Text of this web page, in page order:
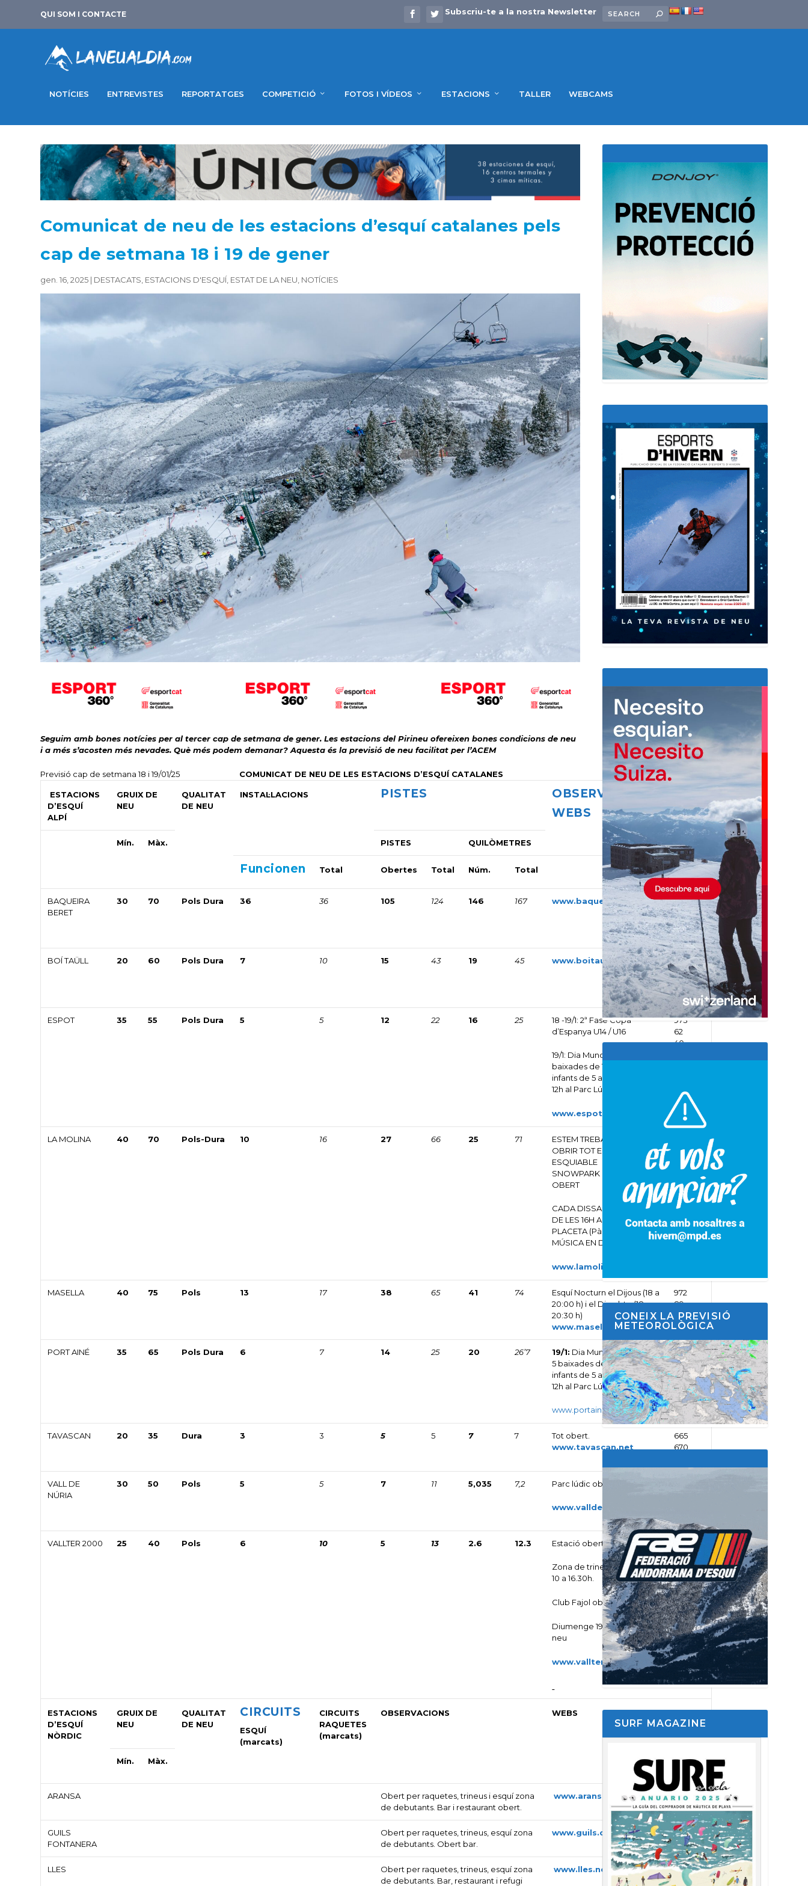
QUI SOM I CONTACTE Subscriu-te a la nostra Newsletter
NOTÍCIES ENTREVISTES REPORTATGES COMPETICIÓ FOTOS I VÍDEOS ESTACIONS TALLER WEBCAMS
Comunicat de neu de les estacions d’esquí catalanes pels
cap de setmana 18 i 19 de gener
gen. 16, 2025 | DESTACATS ESTACIONS D'ESQUÍ, ESTAT DE LA NEU NOTÍCIES
Seguim amb bones notícies per al tercer cap de setmana de gener. Les estacions del Pirineu ofereixen bones condicions de neu
i a més s’acosten més nevades. Què més podem demanar? Aquesta és la previsió de neu facilitat per l’ACEM
Previsió cap de setmana 18 i 19/01/25 COMUNICAT DE NEU DE LES ESTACIONS D’ESQUÍ CATALANES
ESTACIONS
D’ESQUÍ
ALPÍ
GRUIX DE
NEU
QUALITAT
DE NEU
INSTAL·LACIONS PISTES
OBSERVACIONS/
WEBS
Mín. Màx. PISTES QUILÒMETRES
Funcionen Total Obertes Total Núm. Total
BAQUEIRA
BERET
30 70 Pols Dura 36 36 105 124 146 167 www.baqueira.es
973
63
90
10
BOÍ TAÜLL 20 60 Pols Dura 7 10 15 43 19 45 www.boitaull.cat
973
29
70
85
ESPOT 35 55 Pols Dura 5 5 12 22 16 25
18 -19/1: 2ª Fase Copa
d’Espanya U14 / U16
19/1: Dia Mundial de la Neu: 5
baixades de Tubbing als
infants de 5 a 14 anys a les
12h al Parc Lúdic
www.espotesqui.cat
973
62
40
LA MOLINA 40 70 Pols-Dura 10 16 27 66 25 71
ESTEM TREBALLANT PER
OBRIR TOT EL DOMINI
ESQUIABLE
SNOWPARK I FUNPARK
OBERT
CADA DISSABTE A PARTIR
DE LES 16H APRÈS SKI A LA
PLACETA (Pàrquing1) AMB
MÚSICA EN DIRECTE
www.lamolina.cat
89
31
MASELLA 40 75 Pols 13 17 38 65 41 74
Esquí Nocturn el Dijous (18 a
20:00 h) i el Dissabte (18 a
20:30 h)
www.masella.com
972
89
00
53
PORT AINÉ 35 65 Pols Dura 6 7 14 25 20 26’7 19/1: Dia Mundial de la Neu:
5 baixades de Tubbing als
infants de 5 a 14 anys a les
12h al Parc Lúdic
www.portaine.cat
973
62
76
07
TAVASCAN 20 35 Dura 3 3 5 5 7 7
Tot obert.
www.tavascan.net
665
670
VALL DE
NÚRIA
30 50 Pols 5 5 7 11 5,035 7,2 Parc lúdic obert
www.valldenuria.cat
VALLTER 2000 25 40 Pols 6 10 5 13 2.6 12.3 Estació oberta de 9h a 17h.
Zona de trineus oberta de
10 a 16.30h.
Club Fajol obert de 11-13h
Diumenge 19: Festa de la
neu
www.vallter.cat
972
13
60
57
ESTACIONS
D’ESQUÍ
NÒRDIC
GRUIX DE
NEU
QUALITAT
DE NEU
CIRCUITS
ESQUÍ
(marcats)
CIRCUITS
RAQUETES
(marcats)
OBSERVACIONS WEBS
TELÈF
Mín.
Màx.
ARANSA
Obert per raquetes, trineus i esquí zona
de debutants. Bar i restaurant obert.
www.aransaesqui.cat
973 29
30 51
GUILS
FONTANERA
Obert per raquetes, trineus, esquí zona
de debutants. Obert bar.
www.guils.com
972 19
70 47
LLES
Obert per raquetes, trineus, esquí zona
de debutants. Bar, restaurant i refugi
www.lles.net
973 29
31 00
CONEIX LA PREVISIÓ
METEOROLÒGICA
SURF MAGAZINE